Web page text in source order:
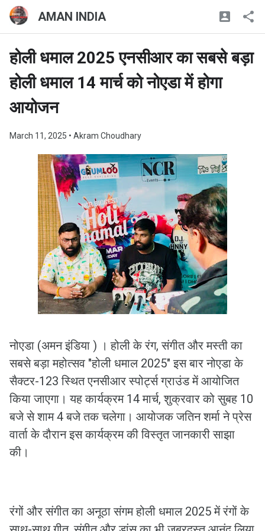
AMAN INDIA
होली धमाल 2025 एनसीआर का सबसे बड़ा
होली धमाल 14 मार्च को नोएडा में होगा
आयोजन
March 11, 2025 • Akram Choudhary
नोएडा (अमन इंडिया ) । होली के रंग, संगीत और मस्ती का
सबसे बड़ा महोत्सव "होली धमाल 2025" इस बार नोएडा के
सैक्टर-123 स्थित एनसीआर स्पोर्ट्स ग्राउंड में आयोजित
किया जाएगा। यह कार्यक्रम 14 मार्च, शुक्रवार को सुबह 10
बजे से शाम 4 बजे तक चलेगा। आयोजक जतिन शर्मा ने प्रेस
वार्ता के दौरान इस कार्यक्रम की विस्तृत जानकारी साझा
की।
रंगों और संगीत का अनूठा संगम होली धमाल 2025 में रंगों के